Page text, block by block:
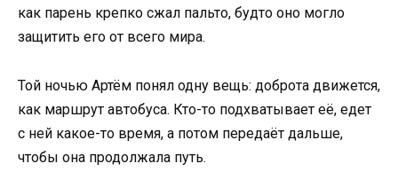
как парень крепко сжал пальто, будто оно могло
защитить его от всего мира.
Той ночью Артём понял одну вещь: доброта движется,
как маршрут автобуса. Кто-то подхватывает её, едет
с ней какое-то время, а потом передаёт дальше,
чтобы она продолжала путь.